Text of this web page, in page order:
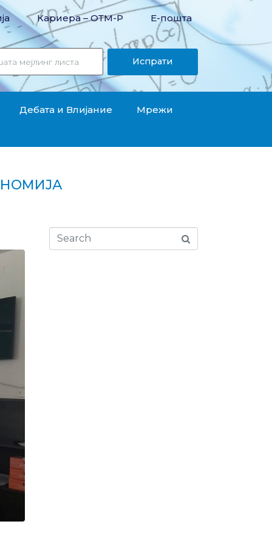
Кариера – OТМ-Р Е-пошта
Испрати
Дебата и Влијание Мрежи